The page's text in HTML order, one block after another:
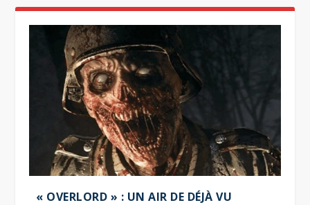
« OVERLORD » : UN AIR DE DÉJÀ VU